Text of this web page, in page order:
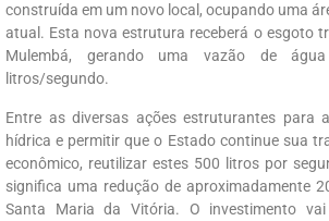
construída em um novo local, ocupando uma
atual. Esta nova estrutura receberá o esgoto
Mulembá, gerando uma vazão de
litros/segundo.
Entre as diversas ações estruturantes para
hídrica e permitir que o Estado continue sua
econômico, reutilizar estes 500 litros por
significa uma redução de aproximadamente
Santa Maria da Vitória. O investimento